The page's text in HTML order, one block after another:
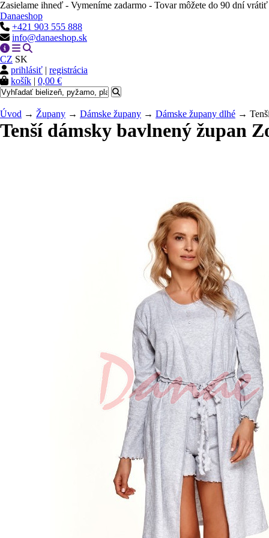
Zasielame ihneď - Vymeníme zadarmo - Tovar môžete do 90 dní
Danaeshop
+421 903 555 888
info@danaeshop.sk
CZ SK
prihlásiť | registrácia
košík | 0,00 €
Úvod → Župany → Dámske župany → Dámske župany dlhé →
Tenší dámsky bavlnený župan